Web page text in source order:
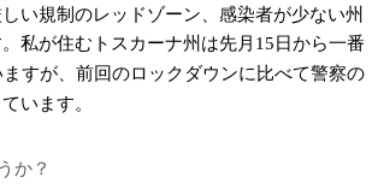
い規制のレッドゾーン、感染者が少ない州
私が住むトスカーナ州は先月 15日から一番
すが、前回のロックダウンに比べて警察の
います。
か？